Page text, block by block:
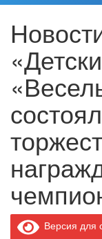
Версия для